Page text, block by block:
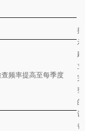
频率提高至每季度
提
示
建
立
完
整
的
设
备